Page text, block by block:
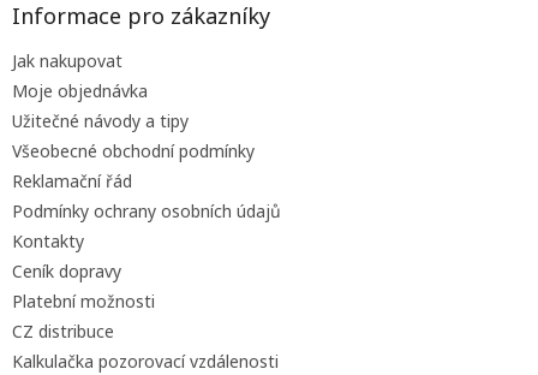
Informace pro zákazníky
Jak nakupovat
Moje objednávka
Užitečné návody a tipy
Všeobecné obchodní podmínky
Reklamační řád
Podmínky ochrany osobních údajů
Kontakty
Ceník dopravy
Platební možnosti
CZ distribuce
Kalkulačka pozorovací vzdálenosti